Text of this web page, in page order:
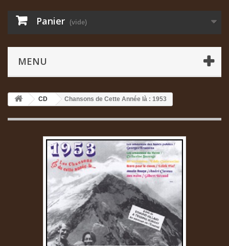
Panier (vide)
MENU
CD Chansons de Cette Année là : 1953